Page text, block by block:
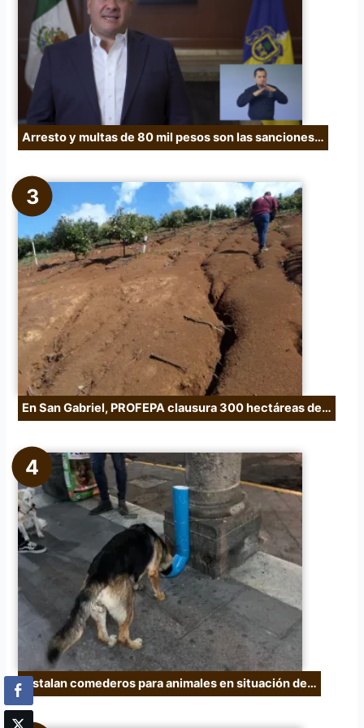
Arresto y multas de 80 mil pesos son las sanciones…
En San Gabriel, PROFEPA clausura 300 hectáreas de…
Instalan comederos para animales en situación de…